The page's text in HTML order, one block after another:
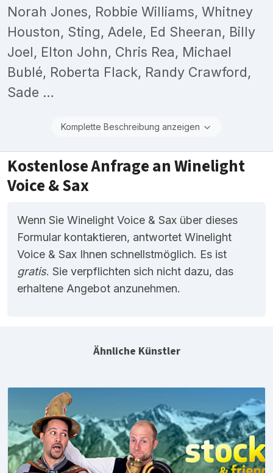
Norah Jones, Robbie Williams, Whitney
Houston, Sting, Adele, Ed Sheeran, Billy
Joel, Elton John, Chris Rea, Michael
Bublé, Roberta Flack, Randy Crawford,
Sade …
Komplette Beschreibung anzeigen
Kostenlose Anfrage an Winelight
Voice & Sax
Wenn Sie Winelight Voice & Sax über dieses
Formular kontaktieren, antwortet Winelight
Voice & Sax Ihnen schnellstmöglich. Es ist
gratis. Sie verpflichten sich nicht dazu, das
erhaltene Angebot anzunehmen.
Ähnliche Künstler